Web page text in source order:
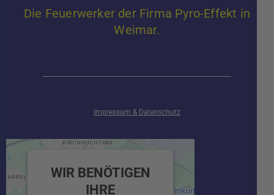
Die Feuerwerker der Firma Pyro-Effekt in
Weimar.
Impressum & Datenschutz
WIR BENÖTIGEN
IHRE